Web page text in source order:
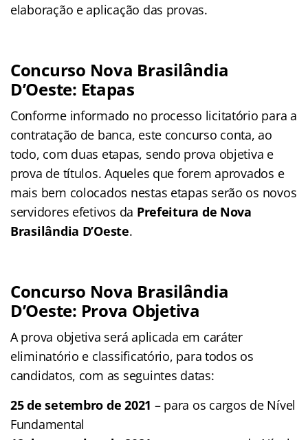
elaboração e aplicação das provas.
Concurso Nova Brasilândia
D’Oeste: Etapas
Conforme informado no processo licitatório para a
contratação de banca, este concurso conta, ao
todo, com duas etapas, sendo prova objetiva e
prova de títulos. Aqueles que forem aprovados e
mais bem colocados nestas etapas serão os novos
servidores efetivos da Prefeitura de Nova
Brasilândia D’Oeste.
Concurso Nova Brasilândia
D’Oeste: Prova Objetiva
A prova objetiva será aplicada em caráter
eliminatório e classificatório, para todos os
candidatos, com as seguintes datas:
25 de setembro de 2021 – para os cargos de Nível
Fundamental